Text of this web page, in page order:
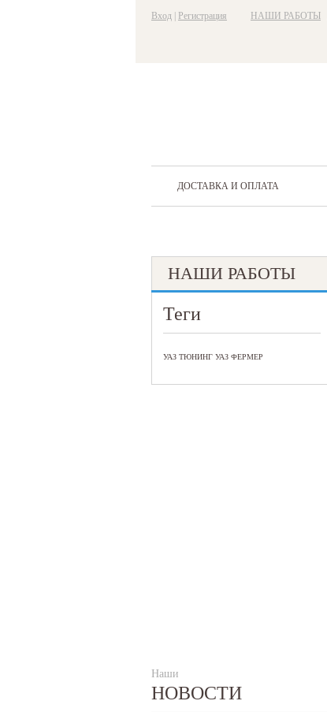
Вход Регистрация НАШИ РАБОТЫ
ДОСТАВКА И ОПЛАТА
НАШИ РАБОТЫ
Теги
УАЗ ТЮНИНГ УАЗ ФЕРМЕР
Наши
НОВОСТИ